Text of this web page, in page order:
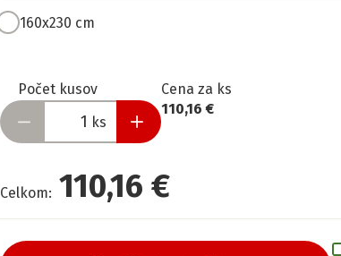
160x230 cm
Počet kusov
ks
Pripravené
Cena za ks
110,16 €
Celkom: 110,16 €